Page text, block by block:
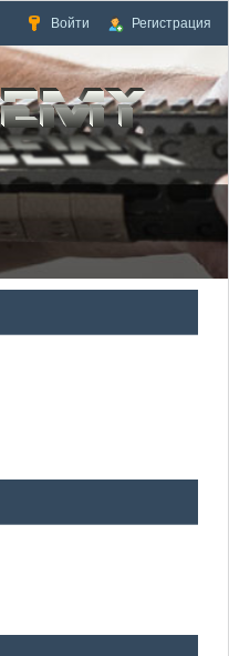
Войти Регистрация